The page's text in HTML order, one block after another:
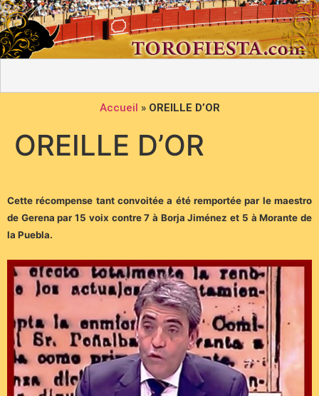
Accueil » OREILLE D’OR
OREILLE D’OR
Cette récompense tant convoitée a été remportée par le maestro
de Gerena par 15 voix contre 7 à Borja Jiménez et 5 à Morante de
la Puebla.